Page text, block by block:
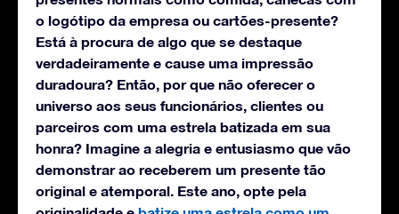
o logótipo da empresa ou cartões-presente?
Está à procura de algo que se destaque
verdadeiramente e cause uma impressão
duradoura? Então, por que não oferecer o
universo aos seus funcionários, clientes ou
parceiros com uma estrela batizada em sua
honra? Imagine a alegria e entusiasmo que vão
demonstrar ao receberem um presente tão
original e atemporal. Este ano, opte pela